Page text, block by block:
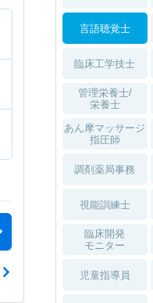
言語聴覚士
臨床工学技士
管理栄養士/
栄養士
あん摩マッサージ
指圧師
調剤薬局事務
視能訓練士
臨床開発
モニター
児童指導員